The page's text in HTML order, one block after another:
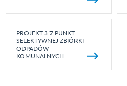
PROJEKT 3.7 PUNKT
SELEKTYWNEJ ZBIÓRKI
ODPADÓW
KOMUNALNYCH